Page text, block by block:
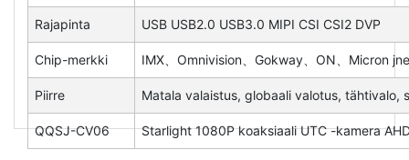
Rajapinta USB USB2.0 USB3.0 MIPI CSI CSI2 DVP
Chip-merkki IMX、Omnivision、Gokway、ON、Micron
Piirre Matala valaistus, globaali valotus,
QQSJ-CV06 Starlight 1080P koaksiaali UTC -kamera